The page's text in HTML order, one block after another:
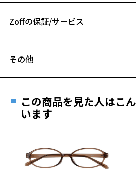
B ブリッジ(鼻部分)の横幅：17mm
フレームとレンズの合計料
Zoffの保証/サービス
安心1 フレーム１年間品質
きます。
※保証期間内に交換が行われた場合、保
その他
ご希望のお客さまは、「レンズ交換
最寄りのZoff実店舗にてレンズをお
※サングラスやパッケージ品では「
談ください。
この商品を見た人はこ
います